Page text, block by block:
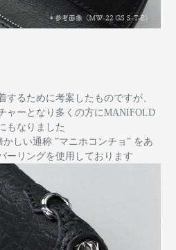
するために考案したものですが、
ャーとなり多くの方にMANIFOLD
もなりました
しい通称 ”マニホコンチョ” をあ
ーリングを使用しております